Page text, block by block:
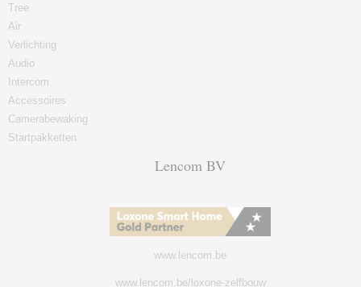
Tree
Air
Verlichting
Audio
Intercom
Accessoires
Camerabewaking
Startpakketten
Lencom BV
www.lencom.be
www.lencom.be/loxone-zelfbouw